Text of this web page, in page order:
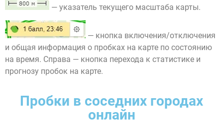
— указатель текущего масштаба карты.
— кнопка включения/отключения
и общая информация о пробках на карте по состоянию
на время. Справа — кнопка перехода к статистике и
прогнозу пробок на карте.
Пробки в соседних городах
онлайн